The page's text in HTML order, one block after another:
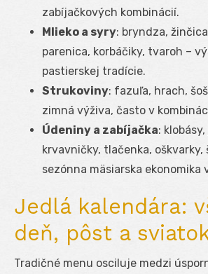
zabíjačkových kombinácií.
Mlieko a syry: bryndza,
parenica, korbáčiky, tvaroh –
pastierskej tradície.
Strukoviny: fazuľa, hrach,
zimná výživa, často v
Údeniny a zabíjačka:
krvavničky, tlačenka, oškvarky,
sezónna mäsiarska ekonomika
Jedlá kalendára:
deň, pôst a
Tradičné menu osciluje medzi